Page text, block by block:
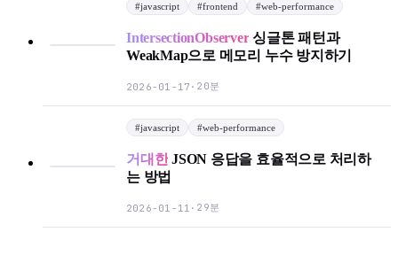
#javascript #frontend #web-performance
IntersectionObserver 싱글톤 패턴과
WeakMap으로 메모리 누수 방지하기
2026-01-17 · 20분
#javascript #web-performance
거대한 JSON 응답을 효율적으로 처리하
는 방법
2026-01-11 · 29분